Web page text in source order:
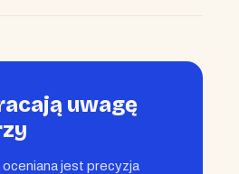
uwagę
oceniana jest precyzja